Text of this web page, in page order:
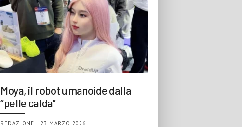
Moya, il robot umanoide dalla
“pelle calda”
REDAZIONE | 23 MARZO 2026